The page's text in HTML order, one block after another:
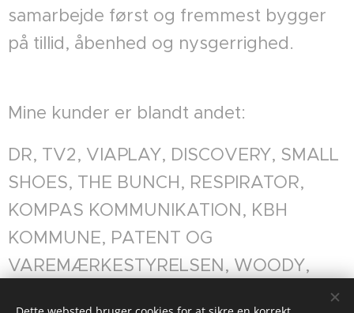
samarbejde først og fremmest bygger
på tillid, åbenhed og nysgerrighed.
Mine kunder er blandt andet:
DR, TV2, VIAPLAY, DISCOVERY, SMALL
SHOES, THE BUNCH, RESPIRATOR,
KOMPAS KOMMUNIKATION, KBH
KOMMUNE, PATENT OG
VAREMÆRKESTYRELSEN, WOODY,